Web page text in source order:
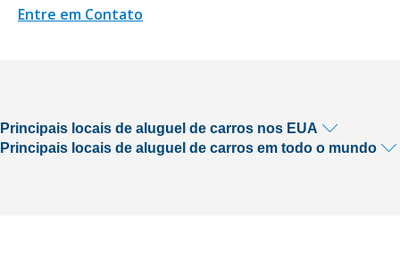
Entre em Contato
Principais locais de aluguel de carros nos EUA
Principais locais de aluguel de carros em todo o mundo